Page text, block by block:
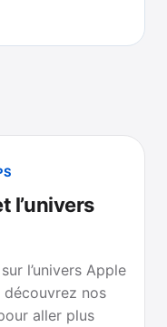
l’univers
l’univers Apple
découvrez nos
aller plus